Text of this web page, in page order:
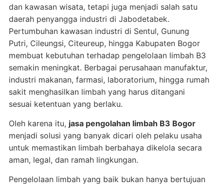
dan kawasan wisata, tetapi juga menjadi salah satu
daerah penyangga industri di Jabodetabek.
Pertumbuhan kawasan industri di Sentul, Gunung
Putri, Cileungsi, Citeureup, hingga Kabupaten Bogor
membuat kebutuhan terhadap pengelolaan limbah B3
semakin meningkat. Berbagai perusahaan manufaktur,
industri makanan, farmasi, laboratorium, hingga rumah
sakit menghasilkan limbah yang harus ditangani
sesuai ketentuan yang berlaku.
Oleh karena itu, jasa pengolahan limbah B3 Bogor
menjadi solusi yang banyak dicari oleh pelaku usaha
untuk memastikan limbah berbahaya dikelola secara
aman, legal, dan ramah lingkungan.
Pengelolaan limbah yang baik bukan hanya bertujuan